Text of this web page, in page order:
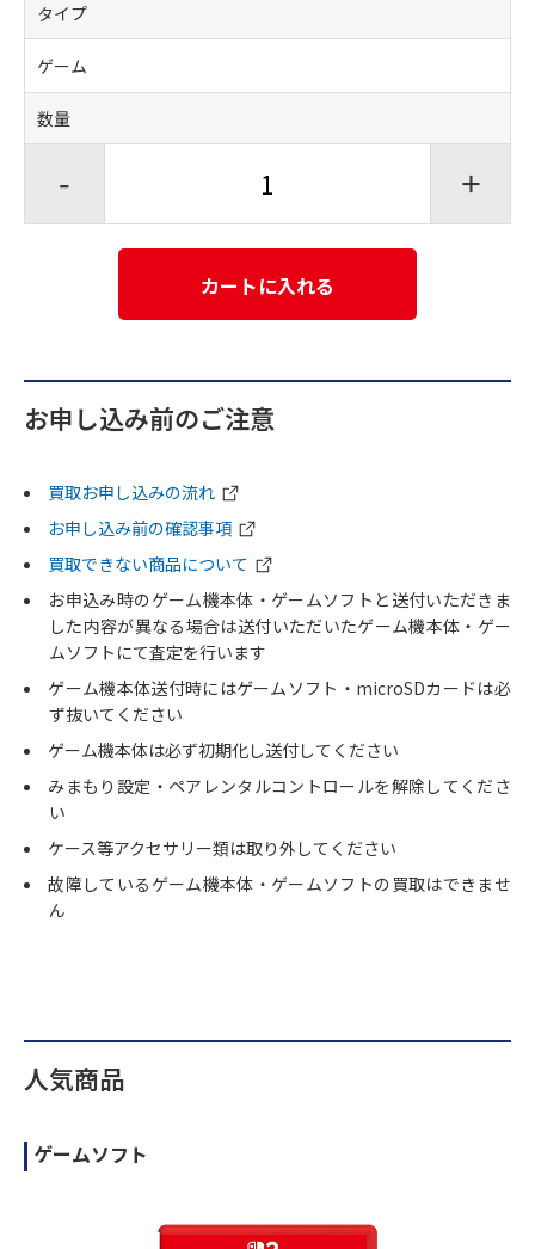
タイプ
ゲーム
数量
- +
カートに入れる
お申し込み前のご注意
買取お申し込みの流れ
お申し込み前の確認事項
買取できない商品について
お申込み時のゲーム機本体・ゲームソフトと送付いただきま
した内容が異なる場合は送付いただいたゲーム機本体・ゲー
ムソフトにて査定を行います
ゲーム機本体送付時にはゲームソフト・microSDカードは必
ず抜いてください
ゲーム機本体は必ず初期化し送付してください
みまもり設定・ペアレンタルコントロールを解除してくださ
い
ケース等アクセサリー類は取り外してください
故障しているゲーム機本体・ゲームソフトの買取はできませ
ん
人気商品
ゲームソフト